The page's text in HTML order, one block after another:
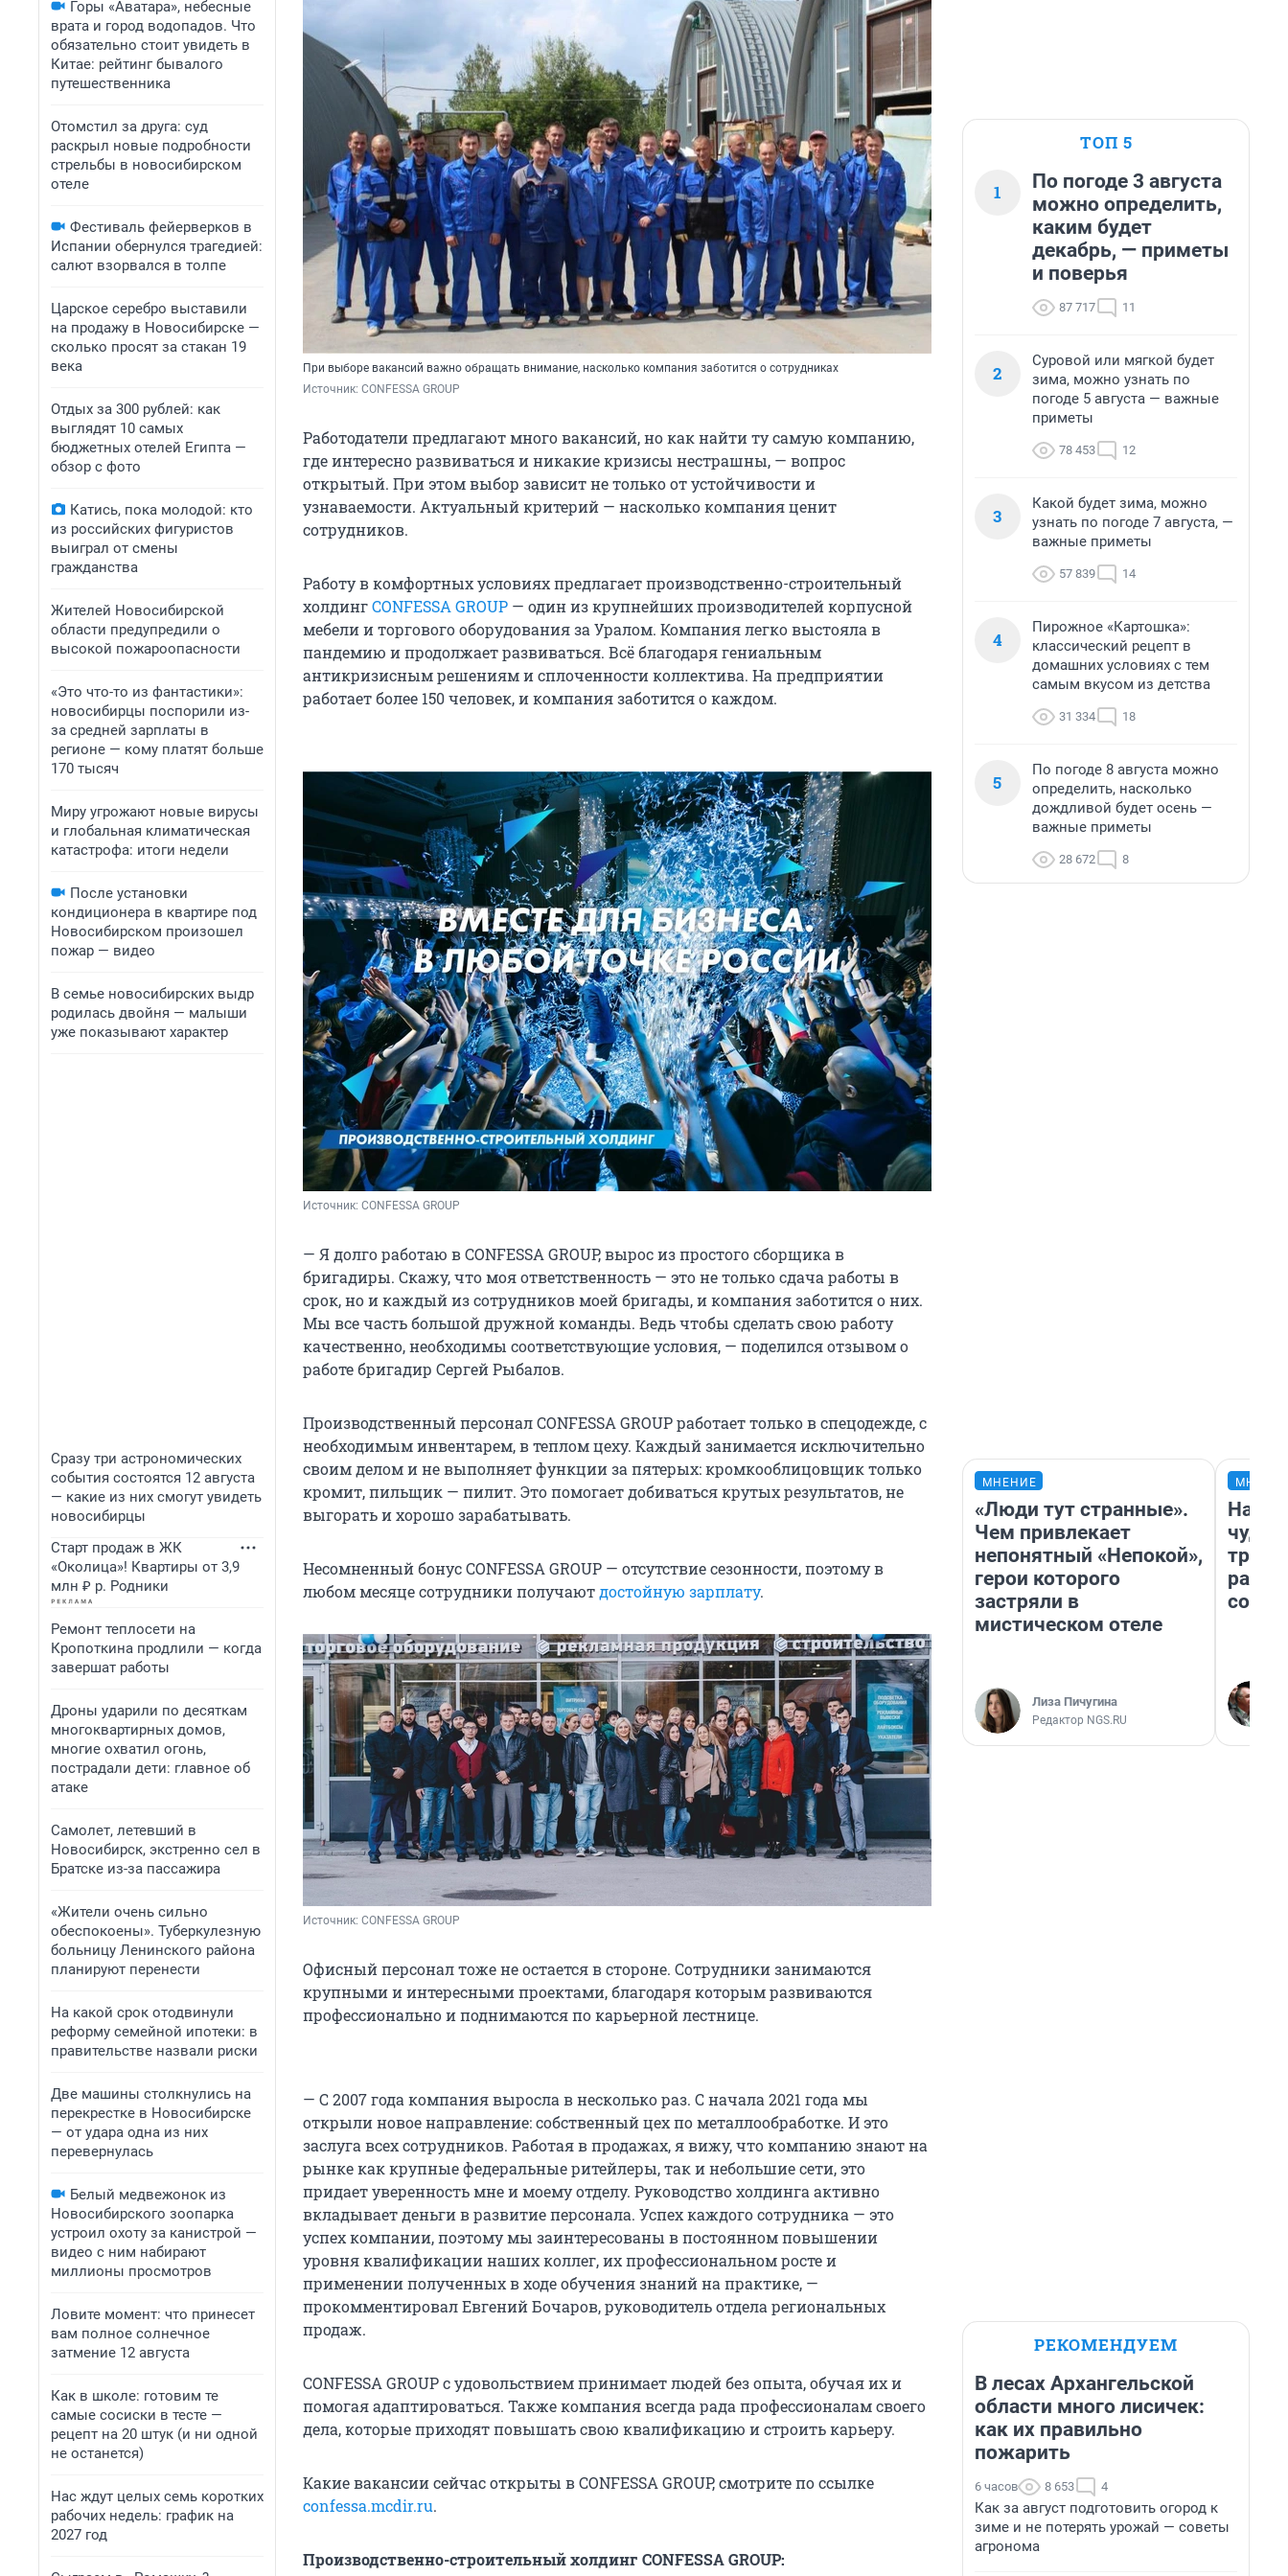
Горы «Аватара», небесные
врата и город водопадов. Что
обязательно стоит увидеть в
Китае: рейтинг бывалого
путешественника
Отомстил за друга: суд
раскрыл новые подробности
стрельбы в новосибирском
отеле
Фестиваль фейерверков в
Испании обернулся трагедией:
салют взорвался в толпе
Царское серебро выставили
на продажу в Новосибирске —
сколько просят за стакан 19
века
Отдых за 300 рублей: как
выглядят 10 самых
бюджетных отелей Египта —
обзор с фото
Катись, пока молодой: кто
из российских фигуристов
выиграл от смены
гражданства
Жителей Новосибирской
области предупредили о
высокой пожароопасности
«Это что-то из фантастики»:
новосибирцы поспорили из-
за средней зарплаты в
регионе — кому платят больше
170 тысяч
Миру угрожают новые вирусы
и глобальная климатическая
катастрофа: итоги недели
После установки
кондиционера в квартире под
Новосибирском произошел
пожар — видео
В семье новосибирских выдр
родилась двойня — малыши
уже показывают характер
Сразу три астрономических
события состоятся 12 августа
— какие из них смогут увидеть
новосибирцы
Старт продаж в ЖК
«Околица»! Квартиры от 3,9
млн ₽ р. Родники
Ремонт теплосети на
Кропоткина продлили — когда
завершат работы
Дроны ударили по десяткам
многоквартирных домов,
многие охватил огонь,
пострадали дети: главное об
атаке
Самолет, летевший в
Новосибирск, экстренно сел в
Братске из-за пассажира
«Жители очень сильно
обеспокоены». Туберкулезную
больницу Ленинского района
планируют перенести
На какой срок отодвинули
реформу семейной ипотеки: в
правительстве назвали риски
Две машины столкнулись на
перекрестке в Новосибирске
— от удара одна из них
перевернулась
Белый медвежонок из
Новосибирского зоопарка
устроил охоту за канистрой —
видео с ним набирают
миллионы просмотров
Ловите момент: что принесет
вам полное солнечное
затмение 12 августа
Как в школе: готовим те
самые сосиски в тесте —
рецепт на 20 штук (и ни одной
не останется)
Нас ждут целых семь коротких
рабочих недель: график на
2027 год
При выборе вакансий важно обращать внимание, насколько компания заботится о сотрудниках
Источник: CONFESSA GROUP
Работодатели предлагают много вакансий, но как найти ту самую компанию,
где интересно развиваться и никакие кризисы нестрашны, — вопрос
открытый. При этом выбор зависит не только от устойчивости и
узнаваемости. Актуальный критерий — насколько компания ценит
сотрудников.
Работу в комфортных условиях предлагает производственно-строительный
холдингCONFESSA GROUP — один из крупнейших производителей корпусной
мебели и торгового оборудования за Уралом. Компания легко выстояла в
пандемию и продолжает развиваться. Всё благодаря гениальным
антикризисным решениям и сплоченности коллектива. На предприятии
работает более 150 человек, и компания заботится о каждом.
Источник: CONFESSA GROUP
— Я долго работаю в CONFESSA GROUP, вырос из простого сборщика в
бригадиры. Скажу, что моя ответственность — это не только сдача работы в
срок, но и каждый из сотрудников моей бригады, и компания заботится о них.
Мы все часть большой дружной команды. Ведь чтобы сделать свою работу
качественно, необходимы соответствующие условия, — поделился отзывом о
работе бригадир Сергей Рыбалов.
Производственный персонал CONFESSA GROUP работает только в спецодежде, с
необходимым инвентарем, в теплом цеху. Каждый занимается исключительно
своим делом и не выполняет функции за пятерых: кромкооблицовщик только
кромит, пильщик — пилит. Это помогает добиваться крутых результатов, не
выгорать и хорошо зарабатывать.
Несомненный бонус CONFESSA GROUP — отсутствие сезонности, поэтому в
любом месяце сотрудники получаютдостойную зарплату.
Источник: CONFESSA GROUP
Офисный персонал тоже не остается в стороне. Сотрудники занимаются
крупными и интересными проектами, благодаря которым развиваются
профессионально и поднимаются по карьерной лестнице.
— С 2007 года компания выросла в несколько раз. С начала 2021 года мы
открыли новое направление: собственный цех по металлообработке. И это
заслуга всех сотрудников. Работая в продажах, я вижу, что компанию знают на
рынке как крупные федеральные ритейлеры, так и небольшие сети, это
придает уверенность мне и моему отделу. Руководство холдинга активно
вкладывает деньги в развитие персонала. Успех каждого сотрудника — это
успех компании, поэтому мы заинтересованы в постоянном повышении
уровня квалификации наших коллег, их профессиональном росте и
применении полученных в ходе обучения знаний на практике, —
прокомментировал Евгений Бочаров, руководитель отдела региональных
продаж.
CONFESSA GROUP с удовольствием принимает людей без опыта, обучая их и
помогая адаптироваться. Также компания всегда рада профессионалам своего
дела, которые приходят повышать свою квалификацию и строить карьеру.
Какие вакансии сейчас открыты в CONFESSA GROUP, смотрите по ссылке
confessa.mcdir.ru.
Производственно-строительный холдинг CONFESSA GROUP:
ТОП 5
1
По погоде 3 августа
можно определить,
каким будет
декабрь, — приметы
и поверья
87 717 11
2
Суровой или мягкой будет
зима, можно узнать по
погоде 5 августа — важные
приметы
78 453 12
3
Какой будет зима, можно
узнать по погоде 7 августа, —
важные приметы
57 839 14
4
Пирожное «Картошка»:
классический рецепт в
домашних условиях с тем
самым вкусом из детства
31 334 18
5
По погоде 8 августа можно
определить, насколько
дождливой будет осень —
важные приметы
28 672 8
МНЕНИЕ
«Люди тут странные».
Чем привлекает
непонятный «Непокой»,
герои которого
застряли в
мистическом отеле
Лиза Пичугина
Редактор NGS.RU
РЕКОМЕНДУЕМ
В лесах Архангельской
области много лисичек:
как их правильно
пожарить
6 часов 8 653 4
Как за август подготовить огород к
зиме и не потерять урожай — советы
агронома